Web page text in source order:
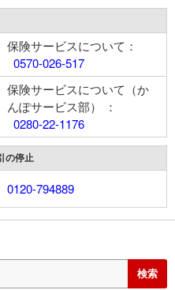
保険サービスについて：
0570-026-517
保険サービスについて（か
んぽサービス部） ：
0280-22-1176
の停止
0120-794889